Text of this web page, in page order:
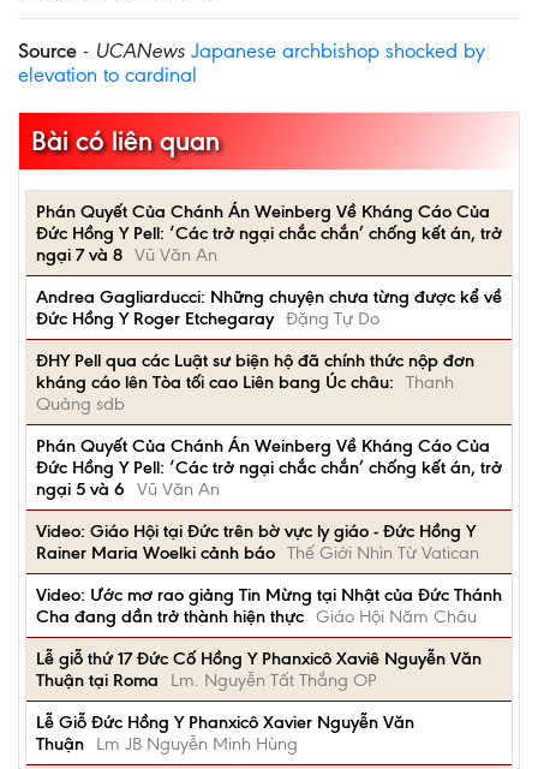
Source - UCANews Japanese archbishop shocked by
elevation to cardinal
Bài có liên quan
Phán Quyết Của Chánh Án Weinberg Về Kháng Cáo Của
Đức Hồng Y Pell: ‘Các trở ngại chắc chắn’ chống kết án, trở
ngại 7 và 8 Vũ Văn An
Andrea Gagliarducci: Những chuyện chưa từng được kể về
Đức Hồng Y Roger Etchegaray Đặng Tự Do
ĐHY Pell qua các Luật sư biện hộ đã chính thức nộp đơn
kháng cáo lên Tòa tối cao Liên bang Úc châu:
Thanh
Quảng sdb
Phán Quyết Của Chánh Án Weinberg Về Kháng Cáo Của
Đức Hồng Y Pell: ‘Các trở ngại chắc chắn’ chống kết án, trở
ngại 5 và 6
Vũ Văn An
Video: Giáo Hội tại Đức trên bờ vực ly giáo - Đức Hồng Y
Rainer Maria Woelki cảnh báo Thế Giới Nhìn Từ Vatican
Video: Ước mơ rao giảng Tin Mừng tại Nhật của Đức Thánh
Cha đang dần trở thành hiện thực Giáo Hội Năm Châu
Lễ giỗ thứ 17 Đức Cố Hồng Y Phanxicô Xaviê Nguyễn Văn
Thuận tại Roma
Lm. Nguyễn Tất Thắng OP
Lễ Giỗ Đức Hồng Y Phanxicô Xavier Nguyễn Văn
Thuận
Lm JB Nguyễn Minh Hùng